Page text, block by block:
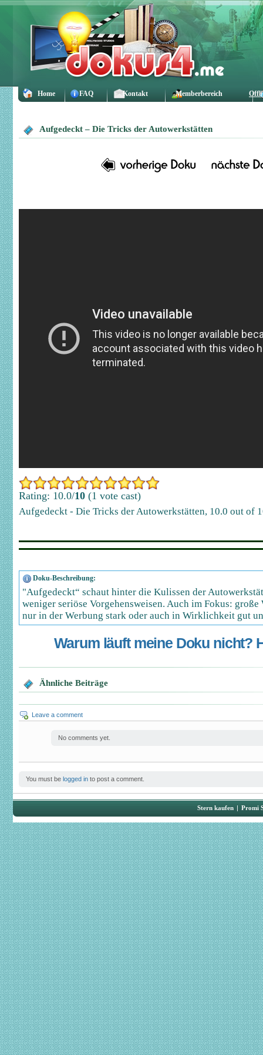
Home FAQ Kontakt Memberbereich
Aufgedeckt – Die Tricks der Autowerkstätten
Rating: 10.0/10 (1 vote cast)
Aufgedeckt - Die Tricks der Autowerkstätten, 10.0 out of
Doku-Beschreibung:
"Aufgedeckt“ schaut hinter die Kulissen der
weniger seriöse Vorgehensweisen. Auch im Fokus:
nur in der Werbung stark oder auch in Wirklichkeit gut
Warum läuft meine Doku nicht?
Ähnliche Beiträge
Leave a comment
No comments yet.
You must be logged in to post a comment.
Stern kaufen | Promi